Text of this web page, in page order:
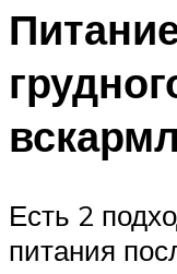
Есть 2
питания